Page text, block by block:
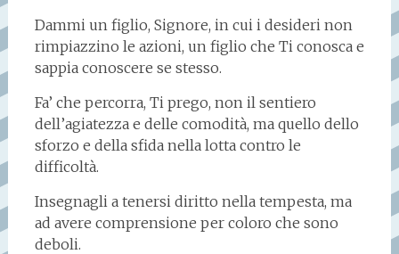
Dammi un figlio, Signore, in cui i desideri non
rimpiazzino le azioni, un figlio che Ti conosca e
sappia conoscere se stesso.
Fa’ che percorra, Ti prego, non il sentiero
dell’agiatezza e delle comodità, ma quello dello
sforzo e della sfida nella lotta contro le
difficoltà.
Insegnagli a tenersi diritto nella tempesta, ma
ad avere comprensione per coloro che sono
deboli.